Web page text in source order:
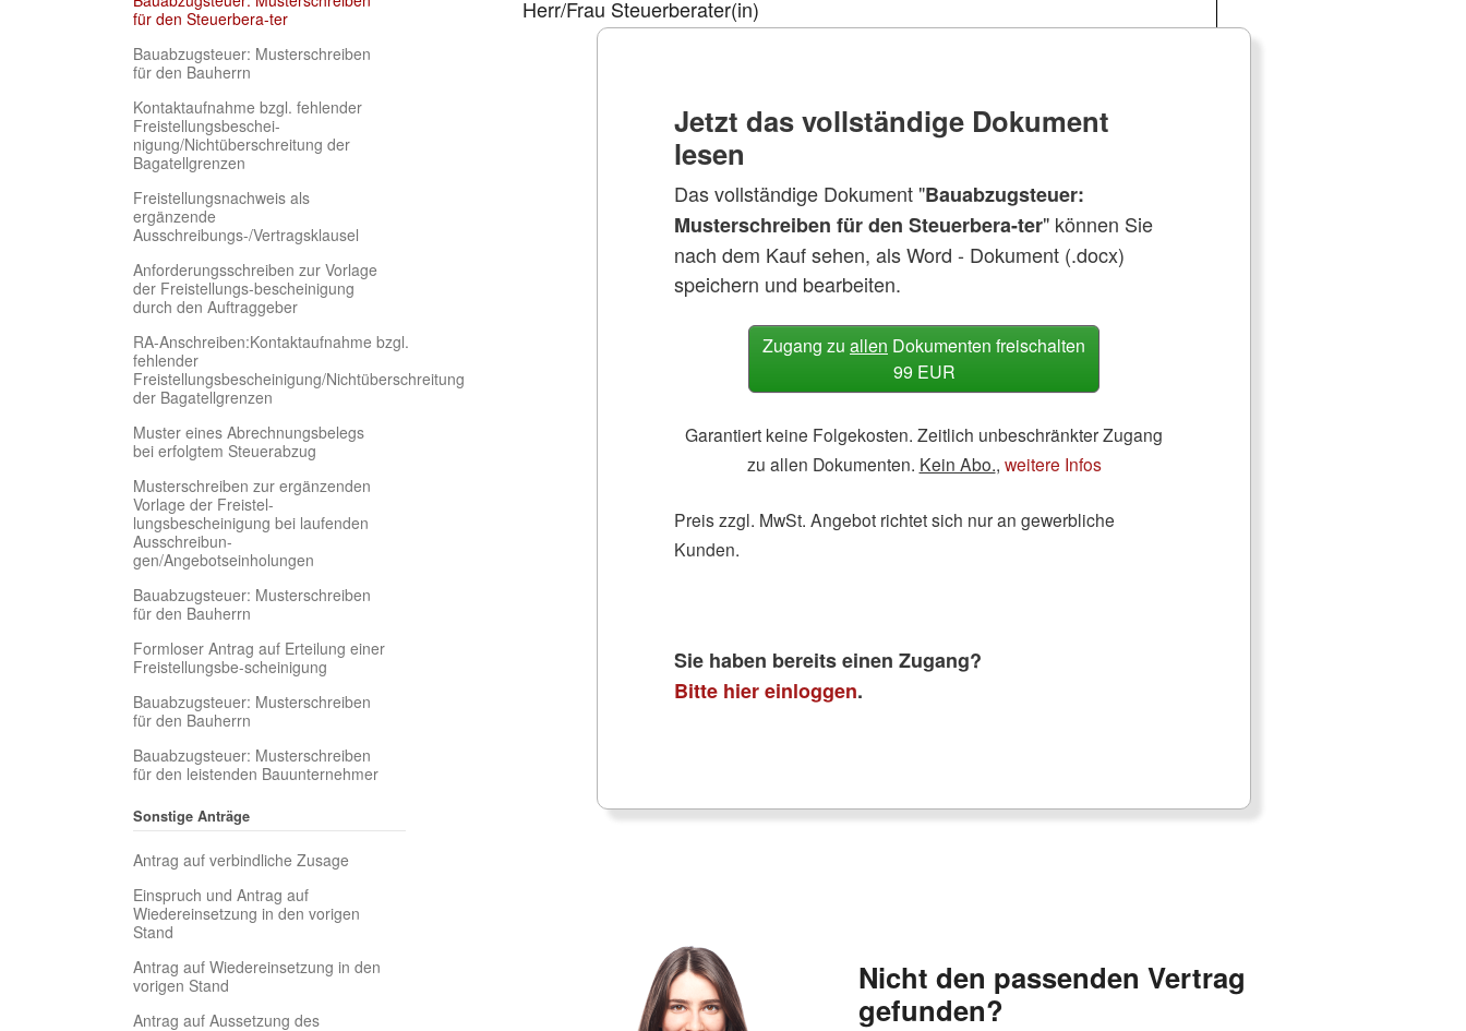
für den Steuerbera-ter(current)
Bauabzugsteuer: Musterschreiben
für den Bauherrn
Kontaktaufnahme bzgl. fehlender
Freistellungsbeschei-
nigung/Nichtüberschreitung der
Bagatellgrenzen
Freistellungsnachweis als
ergänzende
Ausschreibungs-/Vertragsklausel
Anforderungsschreiben zur Vorlage
der Freistellungs-bescheinigung
durch den Auftraggeber
RA-Anschreiben:Kontaktaufnahme bzgl.
fehlender
Freistellungsbescheinigung/Nichtüberschreitung
der Bagatellgrenzen
Muster eines Abrechnungsbelegs
bei erfolgtem Steuerabzug
Musterschreiben zur ergänzenden
Vorlage der Freistel-
lungsbescheinigung bei laufenden
Ausschreibun-
gen/Angebotseinholungen
Bauabzugsteuer: Musterschreiben
für den Bauherrn
Formloser Antrag auf Erteilung einer
Freistellungsbe-scheinigung
Bauabzugsteuer: Musterschreiben
für den Bauherrn
Bauabzugsteuer: Musterschreiben
für den leistenden Bauunternehmer
Sonstige Anträge
Antrag auf verbindliche Zusage
Einspruch und Antrag auf
Wiedereinsetzung in den vorigen
Stand
Antrag auf Wiedereinsetzung in den
vorigen Stand
Antrag auf Aussetzung des
Herr/Frau Steuerberater(in)
Jetzt das vollständige Dokument
lesen
Das vollständige Dokument "Bauabzugsteuer:
Musterschreiben für den Steuerbera-ter" können Sie
nach dem Kauf sehen, als Word - Dokument (.docx)
speichern und bearbeiten.
Zugang zu allen Dokumenten freischalten
99 EUR
Garantiert keine Folgekosten. Zeitlich unbeschränkter Zugang
zu allen Dokumenten. Kein Abo., weitere Infos
Preis zzgl. MwSt. Angebot richtet sich nur an gewerbliche
Kunden.
Sie haben bereits einen Zugang?
Bitte hier einloggen.
Nicht den passenden Vertrag
gefunden?